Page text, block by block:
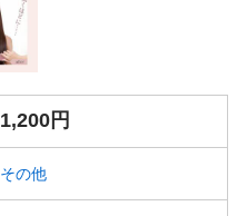
1,200円
その他